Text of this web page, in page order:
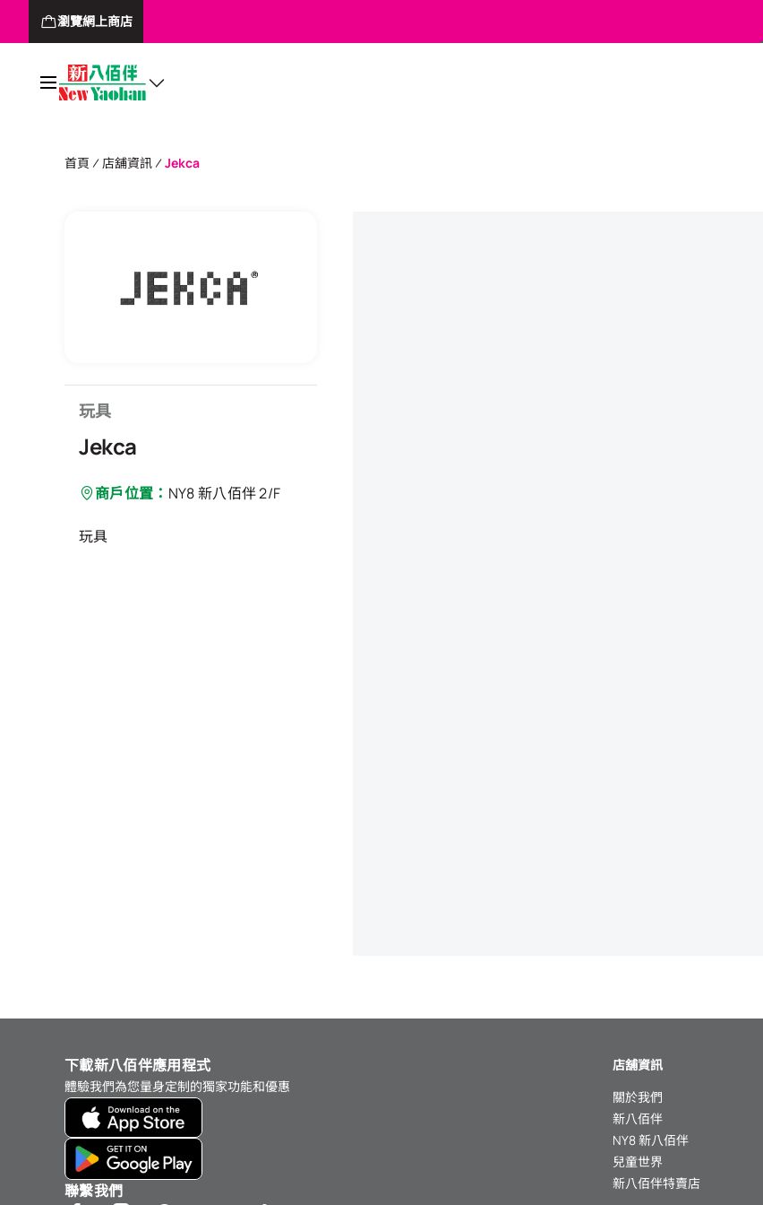
瀏覽網上商店
首頁 店舖資訊 Jekca
玩具
Jekca
商戶位置： NY8 新八佰伴 2/F
玩具
下載新八佰伴應用程式
體驗我們為您量身定制的獨家功能和優惠
聯繫我們
店舖資訊
關於我們
新八佰伴
NY8 新八佰伴
兒童世界
新八佰伴特賣店